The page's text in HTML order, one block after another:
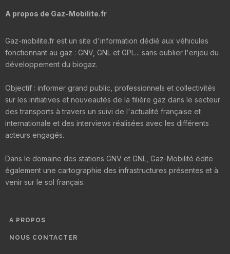
A propos de Gaz-Mobilite.fr
Gaz-mobilite.fr est un site d'information dédié aux véhicules
fonctionnant au gaz : GNV, GNL et GPL... sans oublier l'enjeu du
développement du biogaz.
Objectif : informer grand public, professionnels et collectivités
sur les initiatives et nouveautés de la filière gaz dans le secteur
des transports à travers un suivi de l'actualité française et
internationale et des interviews réalisées avec les différents
acteurs engagés.
Dans le domaine des stations GNV et GNL, Gaz-Mobilité édite
également une cartographie des infrastructures présentes et à
venir sur le sol français.
A PROPOS
NOUS CONTACTER